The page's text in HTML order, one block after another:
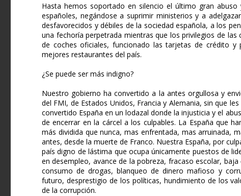
Hasta hemos soportado en silencio el último gran
españoles, negándose a suprimir ministerios y a
desfavorecidos y débiles de la sociedad española, a los
una fechoría perpetrada mientras que los privilegios de
de coches oficiales, funcionado las tarjetas de crédito y
mejores restaurantes del país.
¿Se puede ser más indigno?
Nuestro gobierno ha convertido a la antes orgullosa y
del FMI, de Estados Unidos, Francia y Alemania, sin que
convertido España en un lodazal donde la injusticia y el
de encerrar en la cárcel a los culpables. La España que
más dividida que nunca, mas enfrentada, mas arruinada,
antes, desde la muerte de Franco. Nuestra España, por
país digno de lástima que ocupa únicamente puestos de
en desempleo, avance de la pobreza, fracaso escolar,
consumo de drogas, blanqueo de dinero mafioso y
futuro, desprestigio de los políticas, hundimiento de los
de la corrupción.